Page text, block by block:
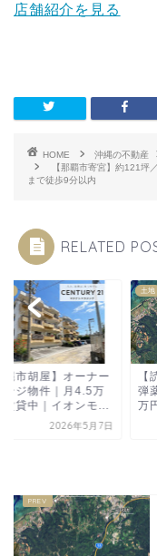
店舗紹介を見る
HOME 沖縄の不動産
【那覇市寄宮】約121
まで徒歩9分以内
RELATED
縄市胡屋】オーナー
ンジ物件｜月4.5万
賃貸中｜イオンモ...
2026年5月7日
土地
【
弾
万